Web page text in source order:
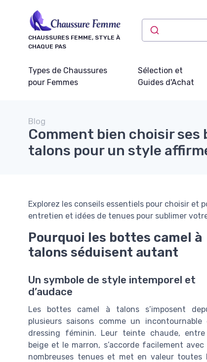
CHAUSSURES FEMME, STYLE À
CHAQUE PAS
Types de Chaussures
pour Femmes
Sélection et
Guides d'Achat
Blog
Comment bien choisir ses
talons pour un style
Explorez les conseils essentiels pour choisir
entretien et idées de tenues pour sublimer
Pourquoi les bottes camel à
talons séduisent autant
Un symbole de style intemporel et
d’audace
Les bottes camel à talons s’imposent
plusieurs saisons comme un incontournable
dressing féminin. Leur teinte chaude,
beige et le marron, s’accorde facilement avec
nombreuses tenues et met en valeur toutes